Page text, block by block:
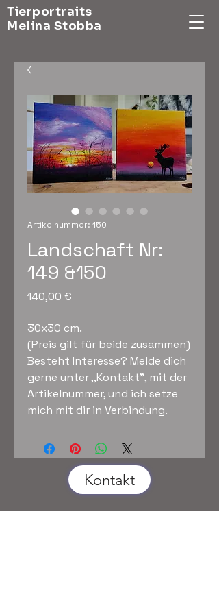
Tierportraits
Melina Stobba
Artikelnummer: 150
Landschaft Nr:
149 &150
140,00 €
30x30 cm.
(Preis gilt für beide zusammen)
Besteht Interesse? Melde dich
gerne unter ,,Kontakt", mit der
Artikelnummer, und ich setze
mich mit dir in Verbindung.
Kontakt